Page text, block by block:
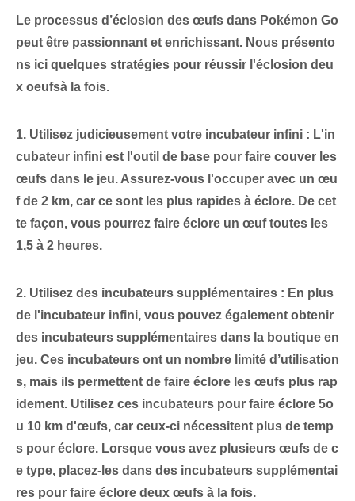
Le processus d’éclosion des œufs dans Pokémon Go
peut être passionnant et enrichissant. Nous présento
ns ici quelques stratégies pour réussir l'éclosion deu
x oeufsà la fois.
1. Utilisez judicieusement votre incubateur infini : L'in
cubateur infini est l'outil de base pour faire couver les
œufs dans le jeu. ⁣Assurez-vous l'occuper avec un œu
f de 2 km, car ce sont les plus rapides à éclore. De cet
te façon, vous pourrez faire éclore un œuf toutes les
1,5 à 2 heures.
2. Utilisez des incubateurs supplémentaires : En plus
de l'incubateur infini, vous pouvez également obtenir
des incubateurs supplémentaires dans la boutique en
jeu. Ces incubateurs ont un nombre limité d’utilisation
s, mais ils permettent de faire éclore les œufs plus rap
idement. Utilisez ces incubateurs pour faire éclore 5⁤o
u 10 km d'œufs, car ceux-ci nécessitent plus de temp
s pour éclore. Lorsque vous avez plusieurs œufs de c
e type, placez-les dans des incubateurs supplémentai
res pour faire éclore deux œufs à la fois.